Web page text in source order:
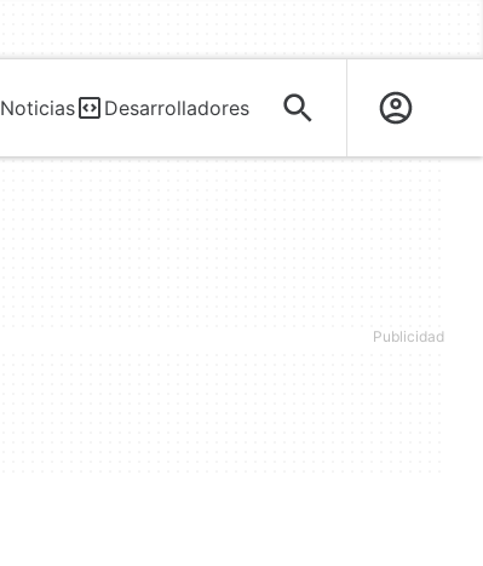
Noticias Desarrolladores